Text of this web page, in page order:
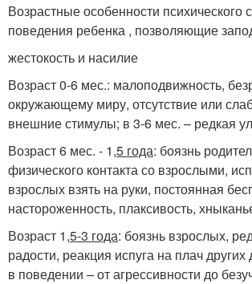
Возрастные особенности психического
поведения ребенка , позволяющие
жестокость и насилие
Возраст 0-6 мес.: малоподвижность,
окружающему миру, отсутствие или
внешние стимулы; в 3-6 мес. – редкая
Возраст 6 мес. - 1,5 года: боязнь
физического контакта со взрослыми,
взрослых взять на руки, постоянная
настороженность, плаксивость,
Возраст 1,5-3 года: боязнь взрослых,
радости, реакция испуга на плач других
в поведении – от агрессивности до